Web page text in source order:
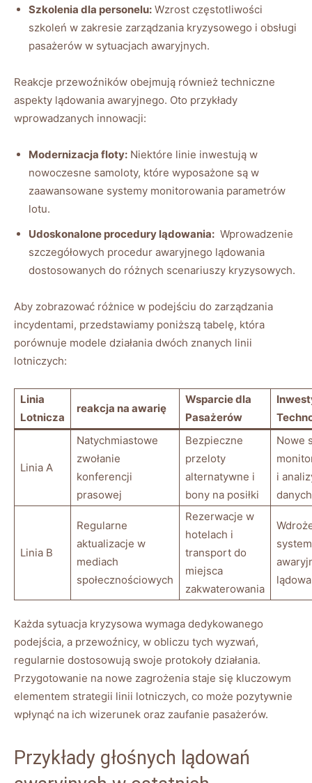
Szkolenia dla⁢ personelu: Wzrost częstotliwości⁢
szkoleń w zakresie zarządzania ⁤kryzysowego ‍i ⁣obsługi
pasażerów w sytuacjach ⁢awaryjnych.
Reakcje przewoźników obejmują również techniczne
aspekty ‌lądowania awaryjnego. Oto ⁢przykłady
wprowadzanych innowacji:
Modernizacja ​floty: Niektóre linie inwestują w
nowoczesne samoloty,⁢ które wyposażone ⁢są w
zaawansowane systemy monitorowania parametrów
⁢lotu.
Udoskonalone procedury lądowania: ⁢ Wprowadzenie
szczegółowych procedur ⁣awaryjnego lądowania
dostosowanych ⁤do różnych scenariuszy kryzysowych.
Aby zobrazować różnice w podejściu⁣ do zarządzania
incydentami, przedstawiamy⁢ poniższą‌ tabelę,‍ która
porównuje modele działania⁢ dwóch znanych linii
lotniczych:
Linia
Lotnicza
reakcja na ⁤awarię
Wsparcie dla
Pasażerów
Linia A
Natychmiastowe
zwołanie
konferencji‌
prasowej
Bezpieczne
przeloty
alternatywne ‍i
bony‍ na posiłki
Nowe
i
⁢danych
Linia ⁤B
Regularne
aktualizacje w
mediach‍
społecznościowych
Rezerwacje​ w
hotelach i
transport do
miejsca
⁣zakwaterowania
Każda sytuacja kryzysowa⁤ wymaga dedykowanego
⁤podejścia, a⁣ przewoźnicy, w obliczu tych wyzwań,
regularnie dostosowują swoje protokoły działania.
Przygotowanie na nowe zagrożenia staje się kluczowym
elementem strategii linii ⁤lotniczych,⁢ co może pozytywnie
⁢wpłynąć na ich wizerunek⁣ oraz zaufanie ‍pasażerów.
Przykłady głośnych lądowań